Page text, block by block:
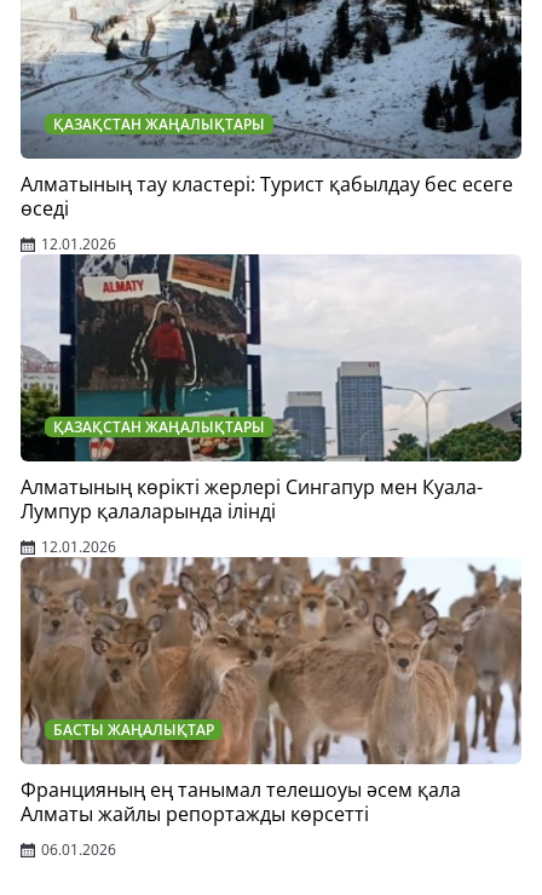
ҚАЗАҚСТАН ЖАҢАЛЫҚТАРЫ
Алматының тау кластері: Турист қабылдау бес есеге
өседі
12.01.2026
ҚАЗАҚСТАН ЖАҢАЛЫҚТАРЫ
Алматының көрікті жерлері Сингапур мен Куала-
Лумпур қалаларында ілінді
12.01.2026
БАСТЫ ЖАҢАЛЫҚТАР
Францияның ең танымал телешоуы әсем қала
Алматы жайлы репортажды көрсетті
06.01.2026